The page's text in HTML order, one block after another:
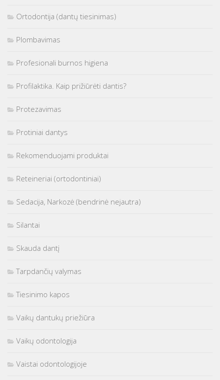
Ortodontija (dantų tiesinimas)
Plombavimas
Profesionali burnos higiena
Profilaktika. Kaip prižiūrėti dantis?
Protezavimas
Protiniai dantys
Rekomenduojami produktai
Reteineriai (ortodontiniai)
Sedacija, Narkozė (bendrinė nejautra)
Silantai
Skauda dantį
Tarpdančių valymas
Tiesinimo kapos
Vaikų dantukų priežiūra
Vaikų odontologija
Vaistai odontologijoje